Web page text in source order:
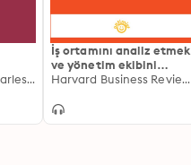
Marilyn Darling, Charles Parry, Joseph Moore
İş ortamını analiz etmek
ve yönetim ekibini
tanıtmak
Harvard Business Review Press